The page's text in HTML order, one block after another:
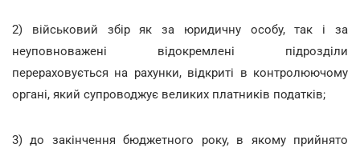
2) військовий збір як за юридичну особу, так і за
неуповноважені відокремлені підрозділи
перераховується на рахунки, відкриті в контролюючому
органі, який супроводжує великих платників податків;
3) до закінчення бюджетного року, в якому прийнято